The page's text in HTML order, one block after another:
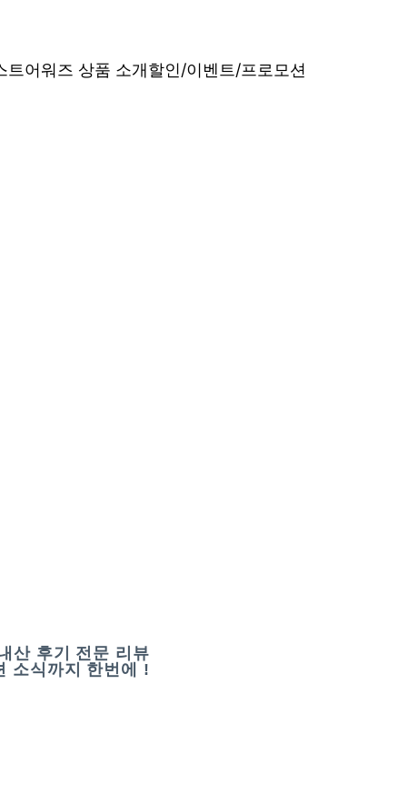
트어워즈 상품 소개할인/이벤트/프로모션
산 후기 전문 리뷰
소식까지 한번에 !